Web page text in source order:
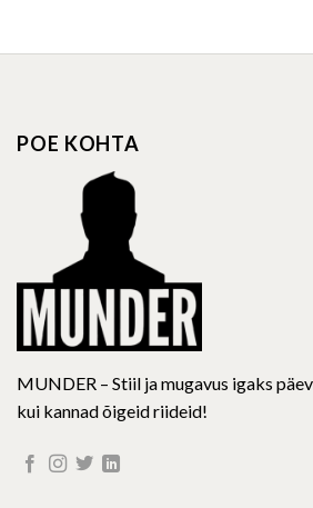
multiple
may
chosen
on
the
product
page
POE KOHTA
MUNDER – Stiil ja mugavus igaks
kui kannad õigeid riideid!